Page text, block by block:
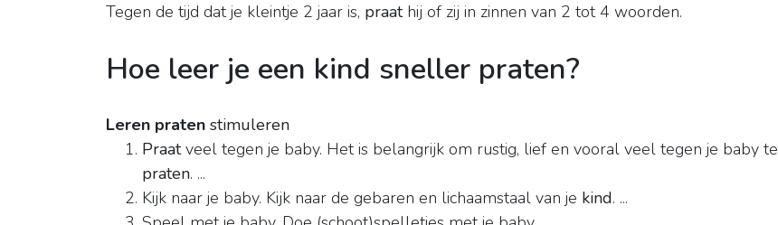
Tegen de tijd dat je kleintje 2 jaar is, praathij of zij in zinnen van 2 tot 4 woorden.
Hoe leer je een kind sneller praten?
Leren praten stimuleren
Praatveel tegen je baby. Het is belangrijk om rustig, lief en vooral veel tegen je baby te
praten. ...
Kijk naar je baby. Kijk naar de gebaren en lichaamstaal van je kind. ...